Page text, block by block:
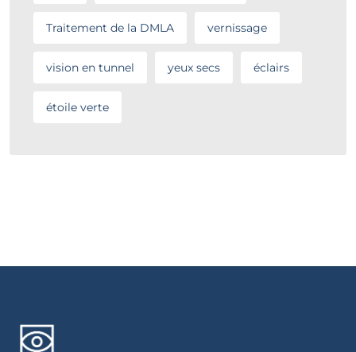
Traitement de la DMLA vernissage
vision en tunnel yeux secs éclairs
étoile verte